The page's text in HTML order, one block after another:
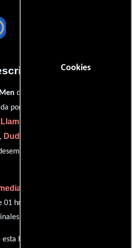
Cookies
del año 2010, está dirigida por
por
Dudley Sutton
el papel de Micky (
hr 32 min (92 minutos), esta
en
historia están divididos entre